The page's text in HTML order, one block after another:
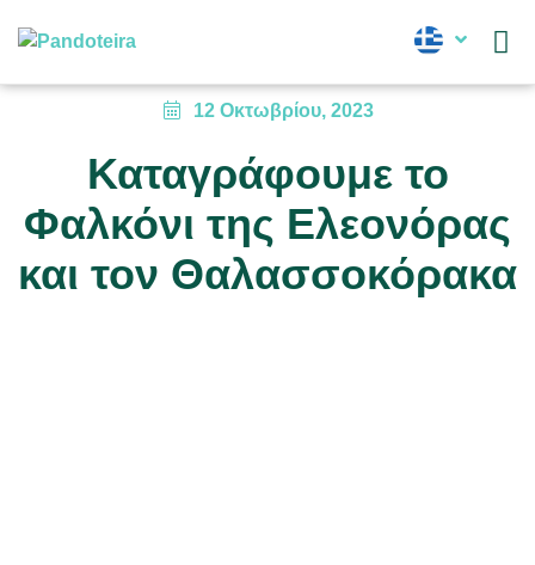
12 Οκτωβρίου, 2023
Καταγράφουμε το
Φαλκόνι της Ελεονόρας
και τον Θαλασσοκόρακα